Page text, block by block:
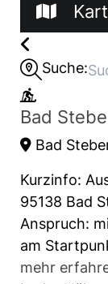
Suche:
Bad
Bad
Kurzinfo:
95138 Bad
Anspruch:
am
mehr